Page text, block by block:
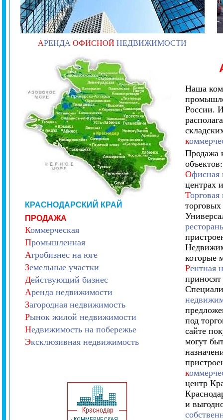
АРЕНДА ОФИСНОЙ НЕДВИЖИМОСТИ
КРАСНОДАРСКИЙ КРАЙ
ПРОДАЖА
Коммерческая
Промышленная
Агробизнес на юге
Земельные участки
Действующий бизнес
Аренда недвижимости
Загородная недвижимость
Рынок жилой недвижимости
Недвижимость на побережье
Эксклюзивная недвижимость
Наша
России.
к
Продажа
Офисная
центрах
Т
которые
Рентная
под
сайте
могут
к
центр
и